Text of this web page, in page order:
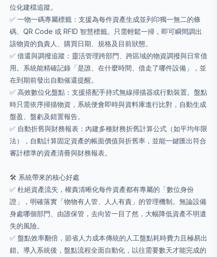
位化建檔追蹤。
✅ 一物一碼專屬標籤：支援為每件資產生成並列印獨一無二的條
碼、QR Code 或 RFID 智慧標籤。只需輕鬆一掃，即可瞬間調出
該物資的負責人、購買日期、規格及目前狀態。
✅ 借還與調撥追蹤：靈活管理跨部門、跨區域的物資調撥與日常借
用。系統能精確記錄「是誰、在什麼時間、借走了哪件設備」，並
在到期前發出自動催還提醒。
✅ 高效數位化盤點：支援搭配手持式無線掃描器或行動裝置。盤點
時只需依序掃描物資，系統便會即時與資料庫進行比對，自動生成
盤盈、盤虧及錯置報告。
✅ 自動折舊與財務報表：內建多種財務折舊計算公式（如平均年限
法），自動計算固定資產的帳面價值與折舊率，並能一鍵匯出符合
審計標準的資產清冊與財務報表。
🛠️ 系統帶來的核心好處
✅ 杜絕資產流失，權責清晰化每件資產都有專屬的「數位身份
證」，明確落實「物物有人管、人人有責」的管理機制。無論設備
身處哪個部門、由誰保管，去向皆一目了然，大幅降低資產不明遺
失的風險。
✅ 盤點效率翻倍，節省人力成本傳統的人工盤點耗時費力且極易出
錯。導入系統後，盤點流程全面自動化，以往需要數天才能完成的